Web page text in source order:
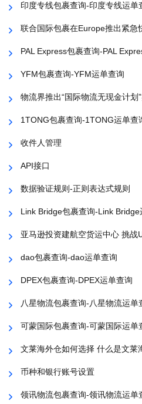
印度专线包裹查询-印度专线运单
联合国际包裹在Europe推出紧急
PAL Express包裹查询-PAL
YFM包裹查询-YFM运单查询
物流界推出“国际物流无现金计
1TONG包裹查询-1TONG运单查
收件人管理
API接口
数据验证规则-正则表达式规则
Link Bridge包裹查询-Link Bridge
亚马逊投资建航空货运中心 挑战
dao包裹查询-dao运单查询
DPEX包裹查询-DPEX运单查询
八星物流包裹查询-八星物流运单
可蒙国际包裹查询-可蒙国际运单
文莱海外仓如何选择 什么是文莱
币种和银行账号设置
领讯物流包裹查询-领讯物流运单